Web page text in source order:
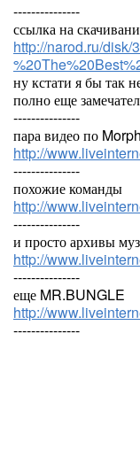
---------------
ссылка на
http://narod.ru/
ну кстати я бы так
полно еще
---------------
пара видео по
http://
---------------
похожие команды
http://
---------------
и просто архивы
http://
---------------
еще MR.BUNGLE
http://
---------------